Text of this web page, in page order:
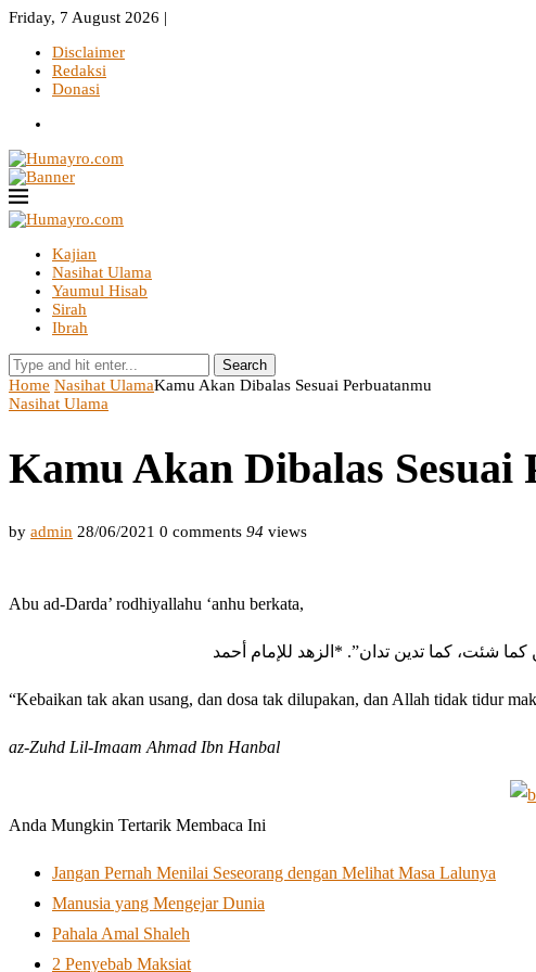
Friday, 7 August 2026 |
Disclaimer
Redaksi
Donasi
Kajian
Nasihat Ulama
Yaumul Hisab
Sirah
Ibrah
Search
Home Nasihat UlamaKamu Akan Dibalas Sesuai Perbuatanmu
Nasihat Ulama
Kamu Akan Dibalas Sesuai
by admin 28/06/2021 0 comments 94 views
Abu ad-Darda’ rodhiyallahu ‘anhu berkata,
كما شئت، كما تدين تدان”. *الزهد للإمام أحمد
“Kebaikan tak akan usang, dan dosa tak dilupakan, dan Allah tidak tidur
az-Zuhd Lil-Imaam Ahmad Ibn Hanbal
Anda Mungkin Tertarik Membaca Ini
Jangan Pernah Menilai Seseorang dengan Melihat Masa Lalunya
Manusia yang Mengejar Dunia
Pahala Amal Shaleh
2 Penyebab Maksiat